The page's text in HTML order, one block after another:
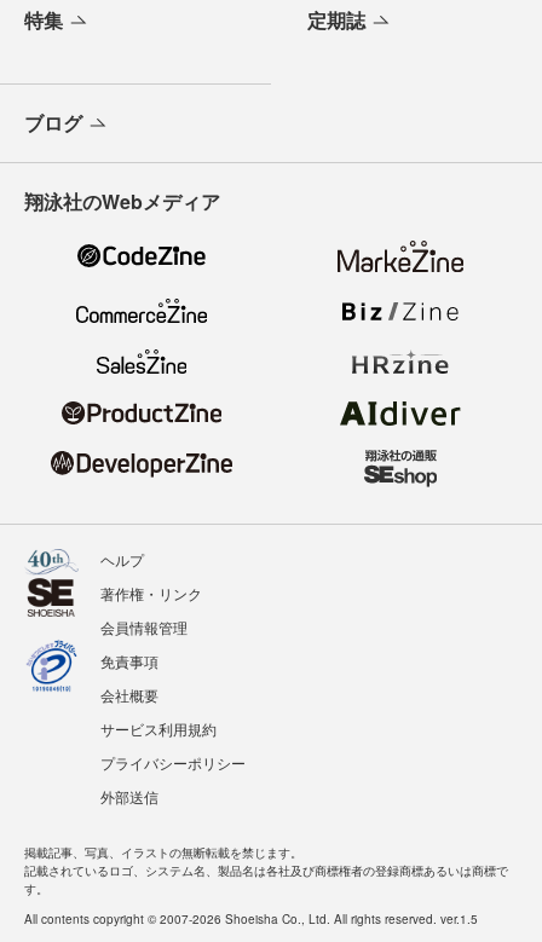
特集 定期誌
ブログ
翔泳社のWebメディア
ヘルプ
著作権・リンク
会員情報管理
免責事項
会社概要
サービス利用規約
プライバシーポリシー
外部送信
掲載記事、写真、イラストの無断転載を禁じます。
記載されているロゴ、システム名、製品名は各社及び商標権者の登録商標あるいは商標で
す。
All contents copyright © 2007-2026 Shoeisha Co., Ltd. All rights reserved. ver.1.5